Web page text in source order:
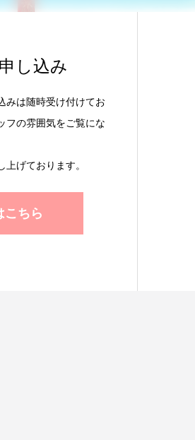
し込み
みは随時受け付けてお
フの雰囲気をご覧にな
げております。
こちら